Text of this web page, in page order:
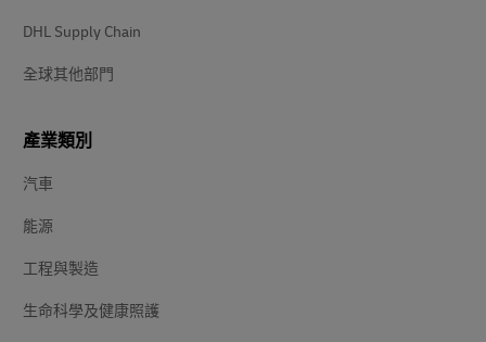
DHL Supply Chain
全球其他部門
產業類別
汽車
能源
工程與製造
生命科學及健康照護